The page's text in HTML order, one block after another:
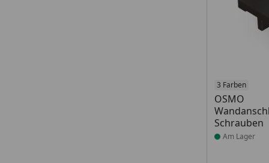
3 Farben
OSMO
Schrauben
Produkt am
Am Lager